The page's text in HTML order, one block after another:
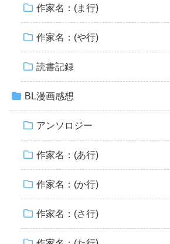
作家名：(ま行)
作家名：(や行)
読書記録
BL漫画感想
アンソロジー
作家名：(あ行)
作家名：(か行)
作家名：(さ行)